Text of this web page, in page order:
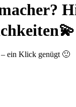
– ein Klick genügt 🙂